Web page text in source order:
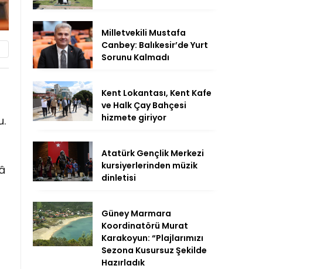
Milletvekili Mustafa
Canbey: Balıkesir’de Yurt
Sorunu Kalmadı
Kent Lokantası, Kent Kafe
ve Halk Çay Bahçesi
hizmete giriyor
Atatürk Gençlik Merkezi
kursiyerlerinden müzik
dinletisi
Güney Marmara
Koordinatörü Murat
Karakoyun: “Plajlarımızı
Sezona Kusursuz Şekilde
Hazırladık